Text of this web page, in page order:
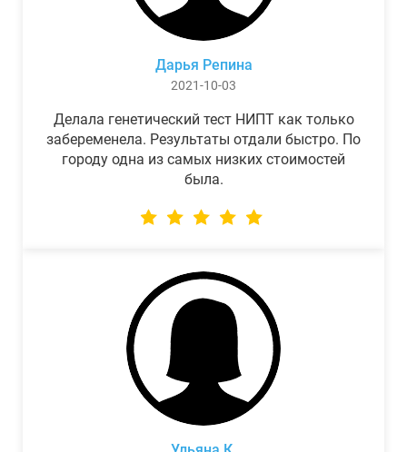
Дарья Репина
2021-10-03
Делала генетический тест НИПТ как только
забеременела. Результаты отдали быстро. По
городу одна из самых низких стоимостей
была.